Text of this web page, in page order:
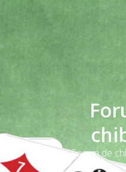
Forum de
et